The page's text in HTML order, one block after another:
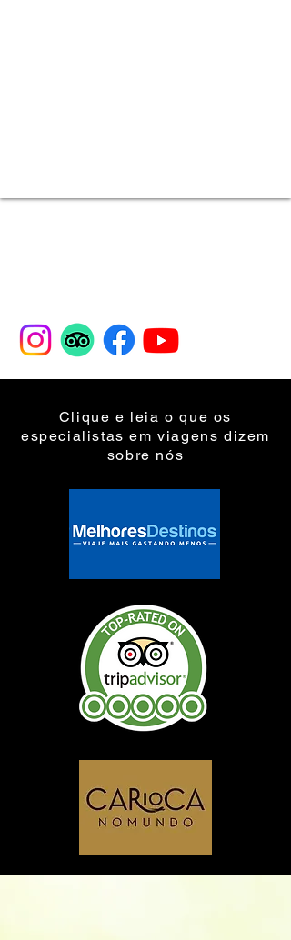
Clique e leia o que os
especialistas em viagens dizem
sobre nós